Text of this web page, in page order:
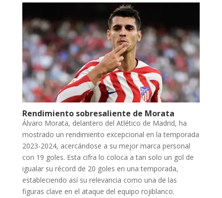
Rendimiento sobresaliente de Morata
Álvaro Morata, delantero del Atlético de Madrid, ha
mostrado un rendimiento excepcional en la temporada
2023-2024, acercándose a su mejor marca personal
con 19 goles. Esta cifra lo coloca a tan solo un gol de
igualar su récord de 20 goles en una temporada,
estableciendo así su relevancia como una de las
figuras clave en el ataque del equipo rojiblanco.